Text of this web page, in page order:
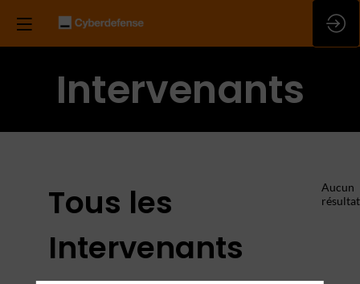
Intervenants
Tous les
Intervenants
Aucun
résultat